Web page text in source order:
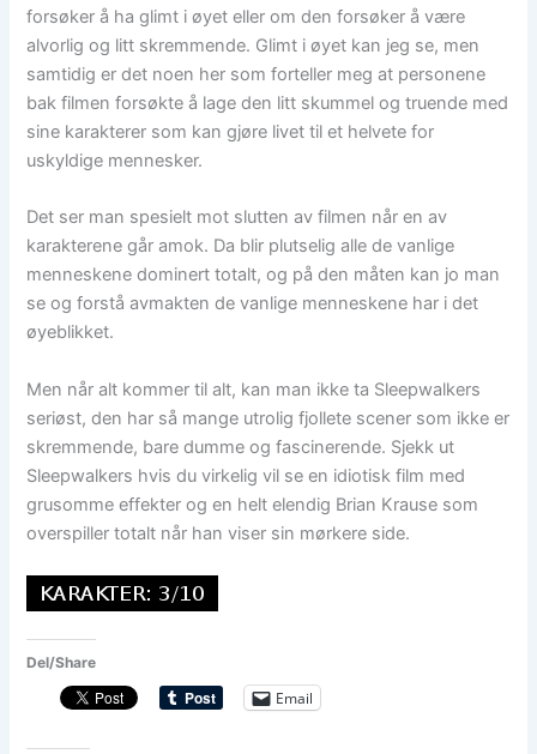
forsøker å ha glimt i øyet eller om den forsøker å være
alvorlig og litt skremmende. Glimt i øyet kan jeg se, men
samtidig er det noen her som forteller meg at personene
bak filmen forsøkte å lage den litt skummel og truende med
sine karakterer som kan gjøre livet til et helvete for
uskyldige mennesker.
Det ser man spesielt mot slutten av filmen når en av
karakterene går amok. Da blir plutselig alle de vanlige
menneskene dominert totalt, og på den måten kan jo man
se og forstå avmakten de vanlige menneskene har i det
øyeblikket.
Men når alt kommer til alt, kan man ikke ta Sleepwalkers
seriøst, den har så mange utrolig fjollete scener som ikke er
skremmende, bare dumme og fascinerende. Sjekk ut
Sleepwalkers hvis du virkelig vil se en idiotisk film med
grusomme effekter og en helt elendig Brian Krause som
overspiller totalt når han viser sin mørkere side.
Del/Share
Email